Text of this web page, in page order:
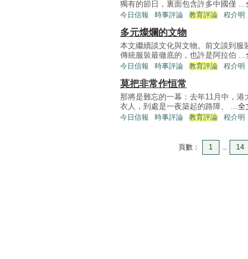
獨有的節日，裏面包含許多中國僅 ...
今日信報 時事評論 教育評論 程介明
多元燦爛的文物
本文繼續談文化與文物。前文談到
傳統服裝最徹底的，也許是阿拉伯 ...
今日信報 時事評論 教育評論 程介明
莫把非常作恒常
那將是難忘的一幕：去年11月中，
衣人，到處是一夜築起的路障、 ...全
今日信報 時事評論 教育評論 程介明
頁數： 1 ... 14